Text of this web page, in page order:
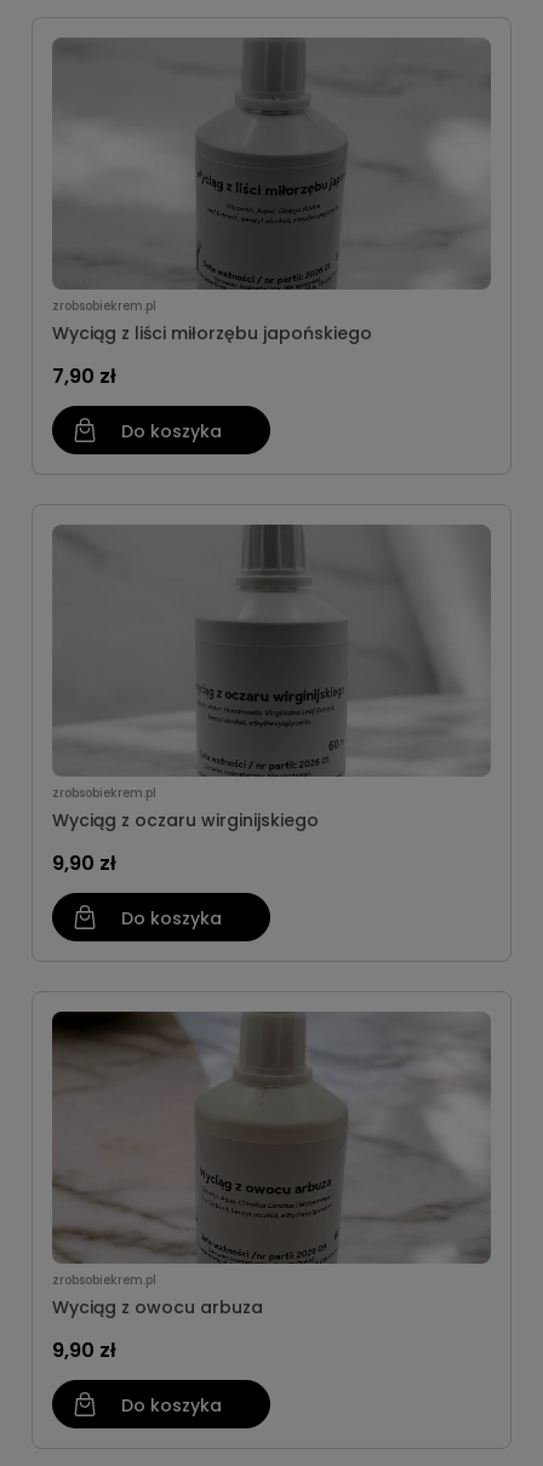
zrobsobiekrem.pl
Wyciąg z liści miłorzębu japońskiego
7,90 zł
Do koszyka
zrobsobiekrem.pl
Wyciąg z oczaru wirginijskiego
9,90 zł
Do koszyka
zrobsobiekrem.pl
Wyciąg z owocu arbuza
9,90 zł
Do koszyka